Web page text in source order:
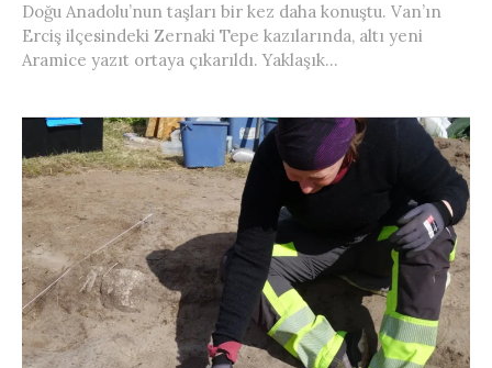
Doğu Anadolu’nun taşları bir kez daha konuştu. Van’ın
Erciş ilçesindeki Zernaki Tepe kazılarında, altı yeni
Aramice yazıt ortaya çıkarıldı. Yaklaşık...